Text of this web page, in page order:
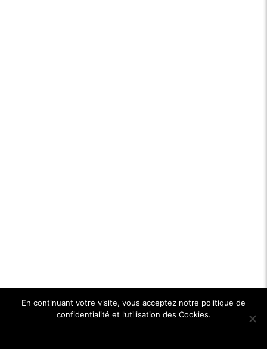
En continuant votre visite, vous acceptez notre politique de
confidentialité et l’utilisation des Cookies.